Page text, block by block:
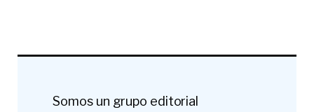
Somos un grupo editorial